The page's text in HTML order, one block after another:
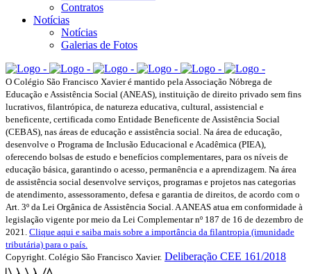
Contratos
Notícias
Notícias
Galerias de Fotos
O Colégio São Francisco Xavier é mantido pela Associação Nóbrega de
Educação e Assistência Social (ANEAS), instituição de direito privado sem fins
lucrativos, filantrópica, de natureza educativa, cultural, assistencial e
beneficente, certificada como Entidade Beneficente de Assistência Social
(CEBAS), nas áreas de educação e assistência social. Na área de educação,
desenvolve o Programa de Inclusão Educacional e Acadêmica (PIEA),
oferecendo bolsas de estudo e benefícios complementares, para os níveis de
educação básica, garantindo o acesso, permanência e a aprendizagem. Na área
de assistência social desenvolve serviços, programas e projetos nas categorias
de atendimento, assessoramento, defesa e garantia de direitos, de acordo com o
Art. 3º da Lei Orgânica de Assistência Social. A ANEAS atua em conformidade à
legislação vigente por meio da Lei Complementar nº 187 de 16 de dezembro de
2021. Clique aqui e saiba mais sobre a importância da filantropia (imunidade
tributária) para o país.
Copyright. Colégio São Francisco Xavier. Deliberação CEE 161/2018